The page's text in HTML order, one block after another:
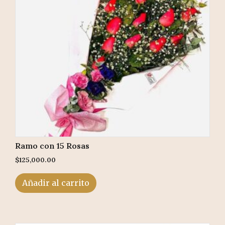
Ramo con 15 Rosas
$125,000.00
Añadir al carrito